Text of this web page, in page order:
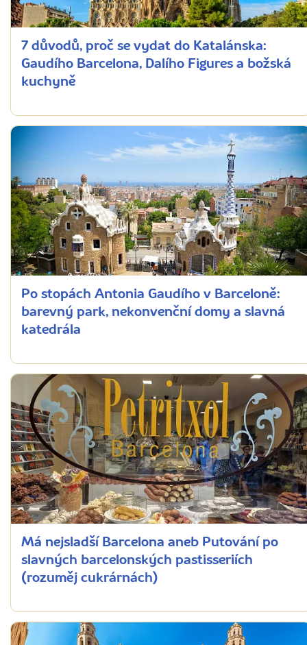
7 důvodů, proč se vydat do Katalánska:
Gaudího Barcelona, Dalího Figures a božská
kuchyně
Po stopách Antonia Gaudího v Barceloně:
barevný park, nekonvenční domy a slavná
katedrála
Má nejsladší Barcelona aneb Putování po
slavných barcelonských pastisseriích
(rozuměj cukrárnách)